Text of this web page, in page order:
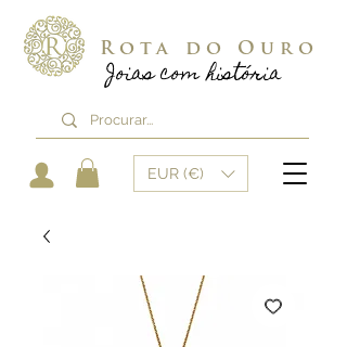
Joias com história
Rota do Ouro
EUR (€)